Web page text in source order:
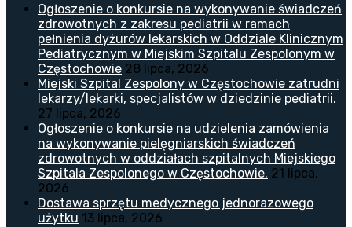
Ogłoszenie o konkursie na wykonywanie świadczeń
zdrowotnych z zakresu pediatrii w ramach
pełnienia dyżurów lekarskich w Oddziale Klinicznym
Pediatrycznym w Miejskim Szpitalu Zespolonym w
Częstochowie 28 lipca, 2026
Miejski Szpital Zespolony w Częstochowie zatrudni
lekarzy/lekarki, specjalistów w dziedzinie pediatrii.
27 lipca, 2026
Ogłoszenie o konkursie na udzielenia zamówienia
na wykonywanie pielęgniarskich świadczeń
zdrowotnych w oddziałach szpitalnych Miejskiego
Szpitala Zespolonego w Częstochowie. 21 lipca,
2026
Dostawa sprzętu medycznego jednorazowego
użytku 13 lipca, 2026